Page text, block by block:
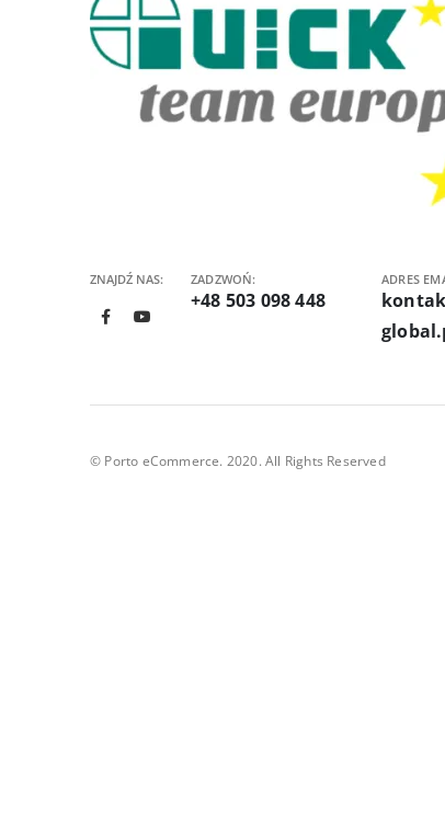
ZNAJDŹ NAS: ZADZWOŃ:
+48 503 098 448
ADRES
© Porto eCommerce. 2020. All Rights Reserved